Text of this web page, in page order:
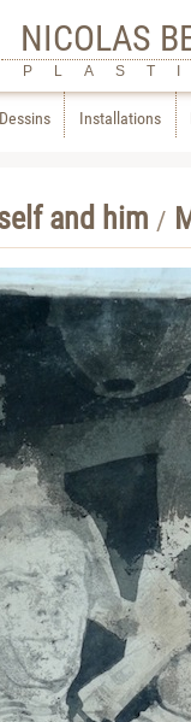
NICOLAS
Dessins Installations
and him /